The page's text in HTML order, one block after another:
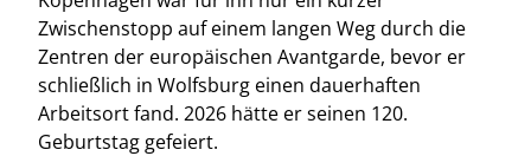
Zwischenstopp auf einem langen Weg durch die
Zentren der europäischen Avantgarde, bevor er
schließlich in Wolfsburg einen dauerhaften
Arbeitsort fand. 2026 hätte er seinen 120.
Geburtstag gefeiert.